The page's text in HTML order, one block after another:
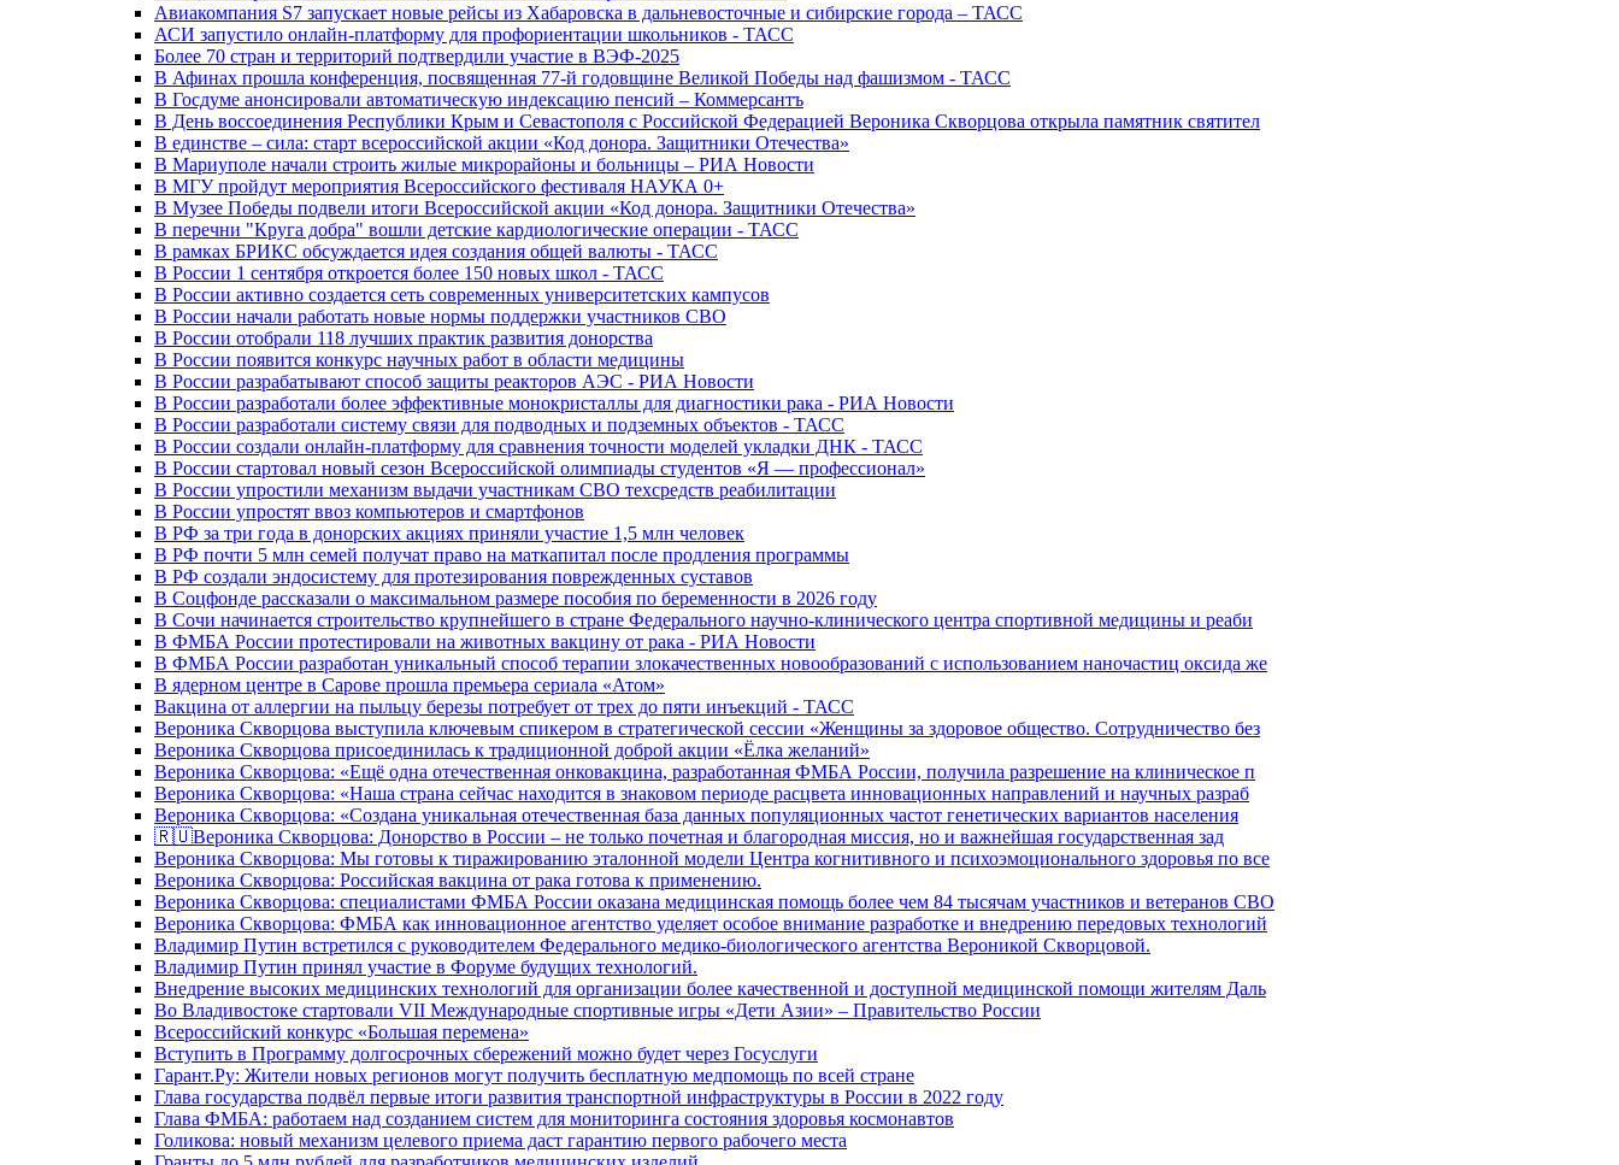
Авиакомпания S7 запускает новые рейсы из Хабаровска в дальневосточные и сибирские города – ТАСС
АСИ запустило онлайн-платформу для профориентации школьников - ТАСС
Более 70 стран и территорий подтвердили участие в ВЭФ-2025
В Афинах прошла конференция, посвященная 77-й годовщине Великой Победы над фашизмом - ТАСС
В Госдуме анонсировали автоматическую индексацию пенсий – Коммерсантъ
В День воссоединения Республики Крым и Севастополя с Российской Федерацией Вероника Скворцова открыла памятник святител
В единстве – сила: старт всероссийской акции «Код донора. Защитники Отечества»
В Мариуполе начали строить жилые микрорайоны и больницы – РИА Новости
В МГУ пройдут мероприятия Всероссийского фестиваля НАУКА 0+
В Музее Победы подвели итоги Всероссийской акции «Код донора. Защитники Отечества»
В перечни "Круга добра" вошли детские кардиологические операции - ТАСС
В рамках БРИКС обсуждается идея создания общей валюты - ТАСС
В России 1 сентября откроется более 150 новых школ - ТАСС
В России активно создается сеть современных университетских кампусов
В России начали работать новые нормы поддержки участников СВО
В России отобрали 118 лучших практик развития донорства
В России появится конкурс научных работ в области медицины
В России разрабатывают способ защиты реакторов АЭС - РИА Новости
В России разработали более эффективные монокристаллы для диагностики рака - РИА Новости
В России разработали систему связи для подводных и подземных объектов - ТАСС
В России создали онлайн-платформу для сравнения точности моделей укладки ДНК - ТАСС
В России стартовал новый сезон Всероссийской олимпиады студентов «Я — профессионал»
В России упростили механизм выдачи участникам СВО техсредств реабилитации
В России упростят ввоз компьютеров и смартфонов
В РФ за три года в донорских акциях приняли участие 1,5 млн человек
В РФ почти 5 млн семей получат право на маткапитал после продления программы
В РФ создали эндосистему для протезирования поврежденных суставов
В Соцфонде рассказали о максимальном размере пособия по беременности в 2026 году
В Сочи начинается строительство крупнейшего в стране Федерального научно-клинического центра спортивной медицины и реаби
В ФМБА России протестировали на животных вакцину от рака - РИА Новости
В ФМБА России разработан уникальный способ терапии злокачественных новообразований с использованием наночастиц оксида же
В ядерном центре в Сарове прошла премьера сериала «Атом»
Вакцина от аллергии на пыльцу березы потребует от трех до пяти инъекций - ТАСС
Вероника Скворцова выступила ключевым спикером в стратегической сессии «Женщины за здоровое общество. Сотрудничество без
Вероника Скворцова присоединилась к традиционной доброй акции «Ёлка желаний»
Вероника Скворцова: «Ещё одна отечественная онковакцина, разработанная ФМБА России, получила разрешение на клиническое п
Вероника Скворцова: «Наша страна сейчас находится в знаковом периоде расцвета инновационных направлений и научных разраб
Вероника Скворцова: «Создана уникальная отечественная база данных популяционных частот генетических вариантов населения
🇷🇺Вероника Скворцова: Донорство в России – не только почетная и благородная миссия, но и важнейшая государственная зад
Вероника Скворцова: Мы готовы к тиражированию эталонной модели Центра когнитивного и психоэмоционального здоровья по все
Вероника Скворцова: Российская вакцина от рака готова к применению.
Вероника Скворцова: специалистами ФМБА России оказана медицинская помощь более чем 84 тысячам участников и ветеранов СВО
Вероника Скворцова: ФМБА как инновационное агентство уделяет особое внимание разработке и внедрению передовых технологий
Владимир Путин встретился с руководителем Федерального медико-биологического агентства Вероникой Скворцовой.
Владимир Путин принял участие в Форуме будущих технологий.
Внедрение высоких медицинских технологий для организации более качественной и доступной медицинской помощи жителям Даль
Во Владивостоке стартовали VII Международные спортивные игры «Дети Азии» – Правительство России
Всероссийский конкурс «Большая перемена»
Вступить в Программу долгосрочных сбережений можно будет через Госуслуги
Гарант.Ру: Жители новых регионов могут получить бесплатную медпомощь по всей стране
Глава государства подвёл первые итоги развития транспортной инфраструктуры в России в 2022 году
Глава ФМБА: работаем над созданием систем для мониторинга состояния здоровья космонавтов
Голикова: новый механизм целевого приема даст гарантию первого рабочего места